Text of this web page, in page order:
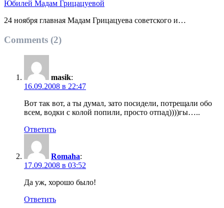
Юбилей Мадам Грицацуевой
24 ноября главная Мадам Грицацуева советского и…
Comments (2)
masik:
16.09.2008 в 22:47
Вот так вот, а ты думал, зато посидели, потрещали обо
всем, водки с колой попили, просто отпад))))гы…..
Ответить
Romaha:
17.09.2008 в 03:52
Да уж, хорошо было!
Ответить